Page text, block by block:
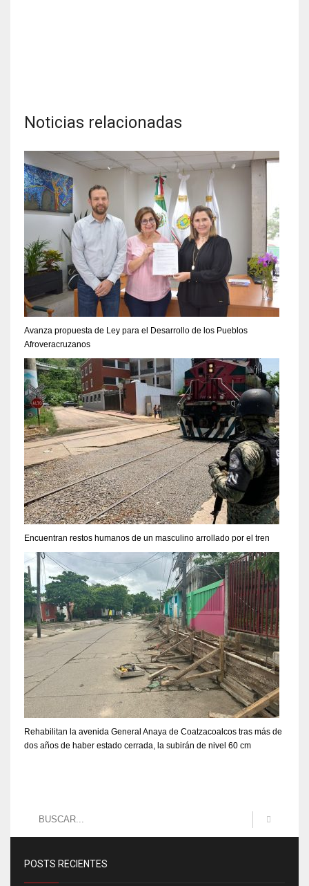
Noticias relacionadas
Avanza propuesta de Ley para el Desarrollo de los Pueblos
Afroveracruzanos
Encuentran restos humanos de un masculino arrollado por el tren
Rehabilitan la avenida General Anaya de Coatzacoalcos tras más de
dos años de haber estado cerrada, la subirán de nivel 60 cm
POSTS RECIENTES